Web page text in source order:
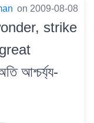
on 2009-08-08
strike
আশ্চৰ্য্য-